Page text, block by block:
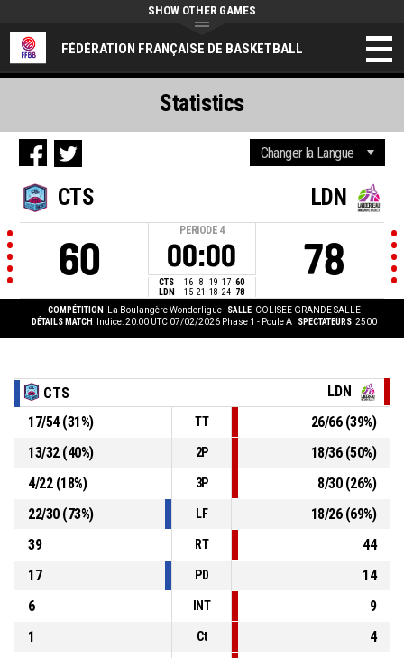
FÉDÉRATION FRANÇAISE DE BASKETBALL
SHOW OTHER GAMES
CTS
60
PERIODE 4
00:00
CTS 16 8 19 17 60
LDN
15 21 18 24 78
LDN
78
COMPÉTITION La Boulangère Wonderligue SALLE COLISEE GRANDE SALLE
DÉTAILS MATCH
Indice: 20:00 UTC 07/02/2026 Phase 1 - Poule A SPECTATEURS 2500
Statistics
CTS
LDN
17/54(31%) TT 26/66(39%)
13/32(40%) 2P 18/36(50%)
4/22(18%) 3P 8/30(26%)
22/30(73%) LF 18/26(69%)
39
RT
44
17
PD
14
6
INT
9
1
Ct
4